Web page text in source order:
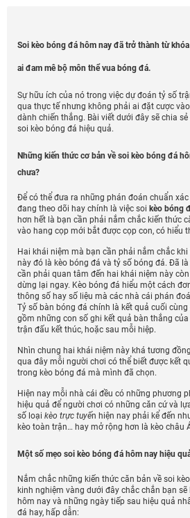
Soi kèo bóng đá hôm nay đã trở thành từ
ai đam mê bộ môn thể vua bóng đá.
Sự hữu ích của nó trong việc dự đoán tỷ số
qua thực tế nhưng không phải ai đặt cược
dành chiến thắng. Bài viết dưới đây sẽ chia
soi kèo bóng đá hiệu quả.
Những kiến thức cơ bản về soi kèo bóng đá
chưa?
Để có thể đưa ra những phán đoán chuẩn
đang theo dõi hay chính là việc soi kèo bóng
hơn hết là bạn cần phải nắm chắc kiến thức
vào hang cọp mới bắt được cọp con, có hiểu
Hai khái niệm mà bạn cần phải nắm chắc
này đó là kèo bóng đá và tỷ số bóng đá. Đã
cần phải quan tâm đến hai khái niệm này
dừng lại ngay. Kèo bóng đá hiểu một cách
thông số hay số liệu mà các nhà cái phán
Tỷ số bàn bóng đá chính là kết quả cuối
gồm những con số ghi kết quả bàn thắng
trận đấu kết thúc, hoặc sau mỗi hiệp.
Nhìn chung hai khái niệm này khá tương
qua đây mỗi người chơi có thể biết được kết
trong kèo bóng đá mà mình đã chọn.
Hiện nay mỗi nhà cái đều có những phương
hiệu quả để người chơi có những căn cứ và
số loại kèo trực tuyến hiện nay phải kể đến
kèo toàn trận… hay mở rộng hơn là kèo châu
Một số mẹo soi kèo bóng đá hôm nay hiệu
Nắm chắc những kiến thức căn bản về soi
kinh nghiệm vàng dưới đây chắc chắn bạn
hôm nay và những ngày tiếp sau hiệu quả
đá hay, hấp dẫn: